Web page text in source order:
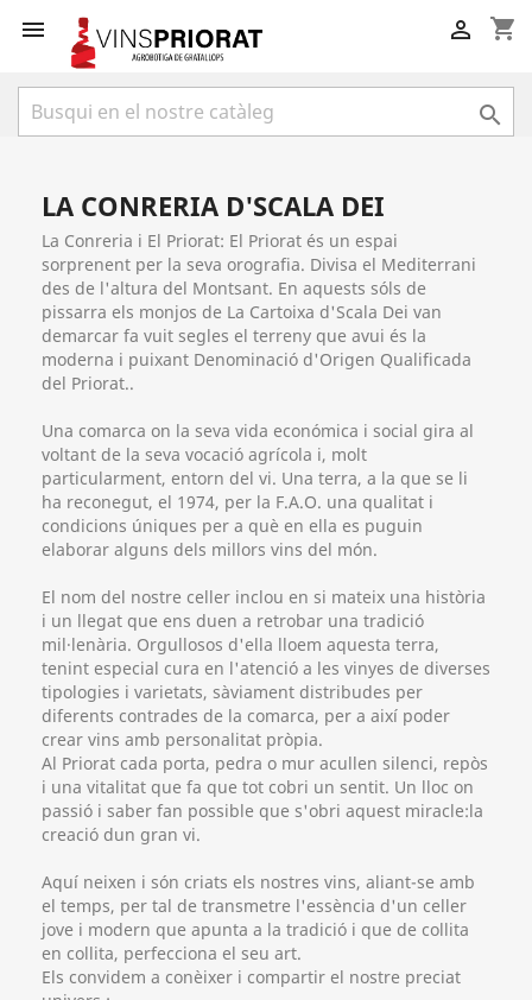
 shopping_cart


LA CONRERIA D'SCALA DEI
La Conreria i El Priorat: El Priorat és un espai
sorprenent per la seva orografia. Divisa el Mediterrani
des de l'altura del Montsant. En aquests sóls de
pissarra els monjos de La Cartoixa d'Scala Dei van
demarcar fa vuit segles el terreny que avui és la
moderna i puixant Denominació d'Origen Qualificada
del Priorat..
Una comarca on la seva vida económica i social gira al
voltant de la seva vocació agrícola i, molt
particularment, entorn del vi. Una terra, a la que se li
ha reconegut, el 1974, per la F.A.O. una qualitat i
condicions úniques per a què en ella es puguin
elaborar alguns dels millors vins del món.
El nom del nostre celler inclou en si mateix una història
i un llegat que ens duen a retrobar una tradició
mil·lenària. Orgullosos d'ella lloem aquesta terra,
tenint especial cura en l'atenció a les vinyes de diverses
tipologies i varietats, sàviament distribudes per
diferents contrades de la comarca, per a així poder
crear vins amb personalitat pròpia.
Al Priorat cada porta, pedra o mur acullen silenci, repòs
i una vitalitat que fa que tot cobri un sentit. Un lloc on
passió i saber fan possible que s'obri aquest miracle:la
creació dun gran vi.
Aquí neixen i són criats els nostres vins, aliant-se amb
el temps, per tal de transmetre l'essència d'un celler
jove i modern que apunta a la tradició i que de collita
en collita, perfecciona el seu art.
Els convidem a conèixer i compartir el nostre preciat